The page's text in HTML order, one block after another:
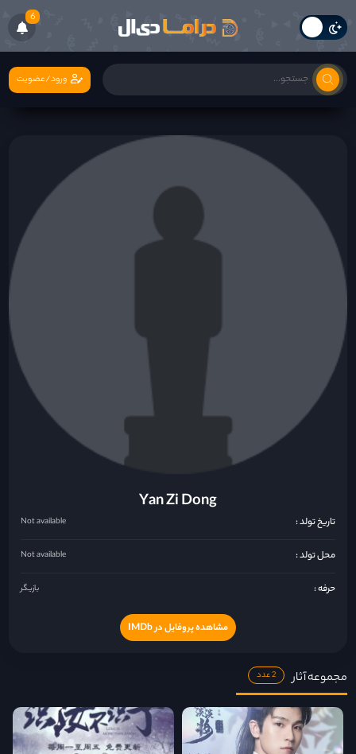
6
ورود/عضویت
Yan Zi Dong
تاریخ تولد : Not available
محل تولد : Not available
حرفه : بازیگر
مشاهده پروفایل در IMDb
مجموعه آثار 2 عدد